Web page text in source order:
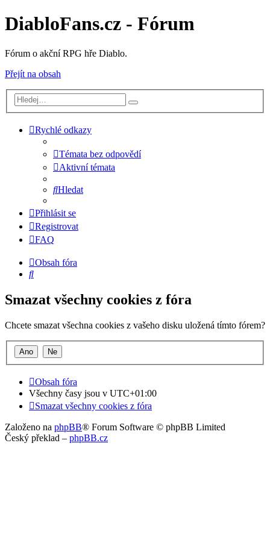
DiabloFans.cz - Fórum
Fórum o akční RPG hře Diablo.
Přejít na obsah
Rychlé odkazy
Témata bez odpovědí
Aktivní témata
Hledat
Přihlásit se
Registrovat
FAQ
Obsah fóra
Hledat
Smazat všechny cookies z fóra
Chcete smazat všechna cookies z vašeho disku uložená tímto fórem?
Obsah fóra
Všechny časy jsou v UTC+01:00
Smazat všechny cookies z fóra
Založeno na phpBB® Forum Software © phpBB Limited
Český překlad – phpBB.cz